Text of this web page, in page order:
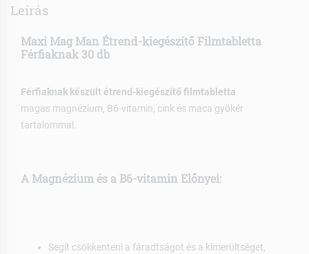
Leírás
Maxi Mag Man Étrend-kiegészítő Filmtabletta
Férfiaknak 30 db
Férfiaknak készült étrend-kiegészítő filmtabletta
magas magnézium, B6-vitamin, cink és maca gyökér
tartalommal.
A Magnézium és a B6-vitamin Előnyei:
Segít csökkenteni a fáradtságot és a kimerültséget,